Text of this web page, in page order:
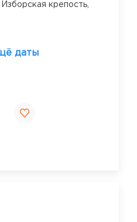
Изборская крепость,
даты